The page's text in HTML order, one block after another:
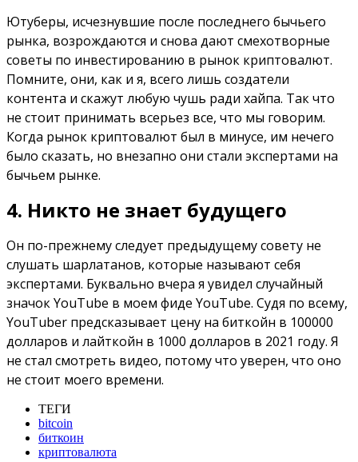
Ютуберы, исчезнувшие после последнего бычьего
рынка, возрождаются и снова дают смехотворные
советы по инвестированию в рынок криптовалют.
Помните, они, как и я, всего лишь создатели
контента и скажут любую чушь ради хайпа. Так что
не стоит принимать всерьез все, что мы говорим.
Когда рынок криптовалют был в минусе, им нечего
было сказать, но внезапно они стали экспертами на
бычьем рынке.
4. Никто не знает будущего
Он по-прежнему следует предыдущему совету не
слушать шарлатанов, которые называют себя
экспертами. Буквально вчера я увидел случайный
значок YouTube в моем фиде YouTube. Судя по всему,
YouTuber предсказывает цену на биткойн в 100000
долларов и лайткойн в 1000 долларов в 2021 году. Я
не стал смотреть видео, потому что уверен, что оно
не стоит моего времени.
ТЕГИ
bitcoin
биткоин
криптовалюта